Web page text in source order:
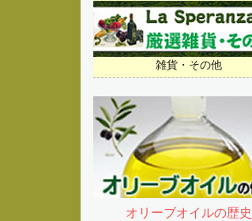
雑貨・その他
オリーブオイルの歴史